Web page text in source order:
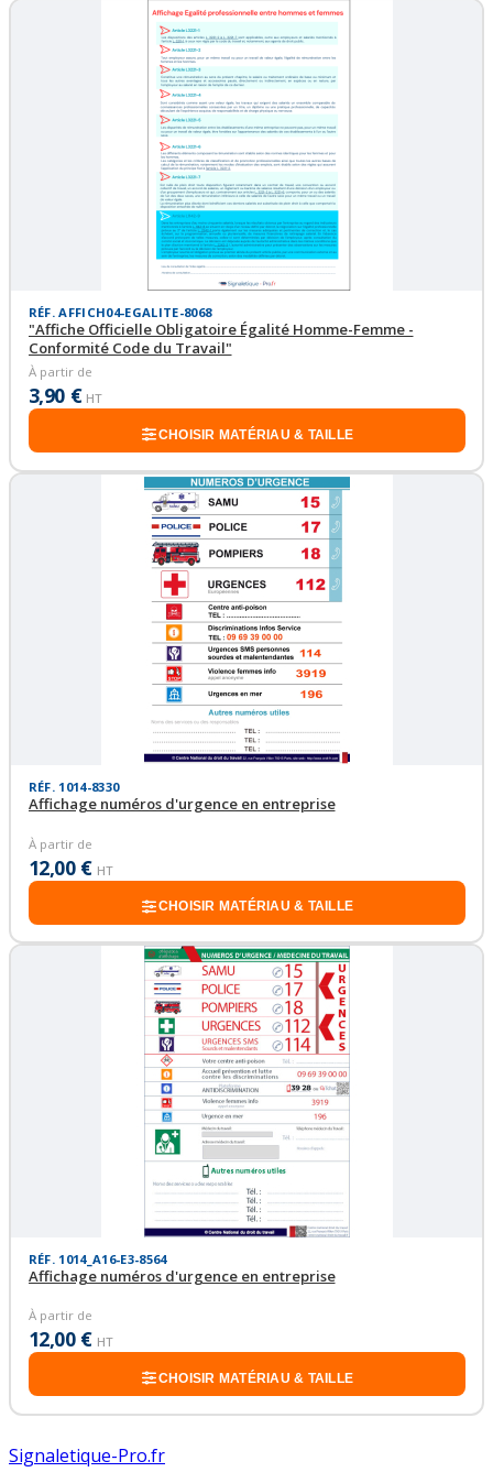
RÉF. AFFICH04-EGALITE-8068
"Affiche Officielle Obligatoire Égalité Homme-Femme -
Conformité Code du Travail"
À partir de
3,90 € HT
CHOISIR MATÉRIAU & TAILLE
RÉF. 1014-8330
Affichage numéros d'urgence en entreprise
À partir de
12,00 € HT
CHOISIR MATÉRIAU & TAILLE
RÉF. 1014_A16-E3-8564
Affichage numéros d'urgence en entreprise
À partir de
12,00 € HT
CHOISIR MATÉRIAU & TAILLE
Signaletique-Pro.fr